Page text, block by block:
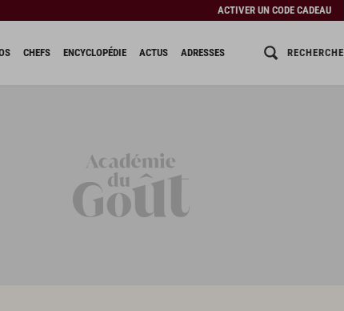
ACTIVER UN CODE CADEAU
CHEFS ENCYCLOPÉDIE ACTUS ADRESSES RECHERCHE